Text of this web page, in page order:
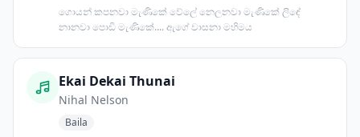
ගොයන් කපනවා මැණිකේ වේලේ නෙලනවා මැණිකේ ලිඳේ
නානවා පොඩි මැණිකේ.... ඇගේ වාසනා මහිමය
Ekai Dekai Thunai
Nihal Nelson
Baila